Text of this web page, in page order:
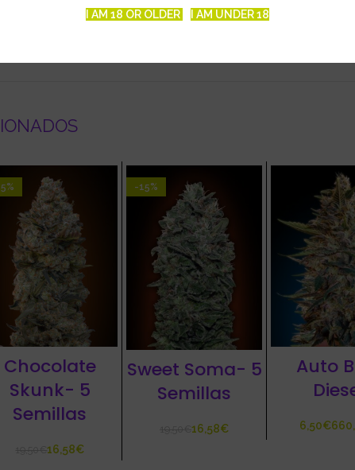
I AM 18 OR OLDER I AM UNDER 18
Chocolate
Skunk- 5
Semillas
€16,58€
-15%
Sweet Soma- 5
Semillas
€16,58€
Auto
€